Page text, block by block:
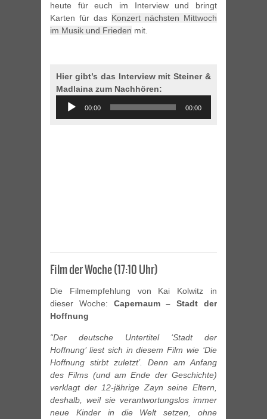
heute für euch im Interview und bringt
Karten für das Konzert nächsten Mittwoch
im Musik und Frieden mit.
Hier gibt’s das Interview mit Steiner &
Madlaina zum Nachhören:
Audio
Player
00:00 00:00
Film der Woche (17:10 Uhr)
Die Filmempfehlung von Kai Kolwitz in
dieser Woche: Capernaum – Stadt der
Hoffnung
“Der deutsche Untertitel ‘Stadt der
Hoffnung’ liest sich in diesem Film wie ‘Die
Hoffnung stirbt zuletzt’. Denn am Anfang
des Films (und am Ende der Geschichte)
verklagt der 12-jährige Zayn seine Eltern,
deshalb, weil sie verantwortungslos immer
neue Kinder in die Welt setzen, ohne